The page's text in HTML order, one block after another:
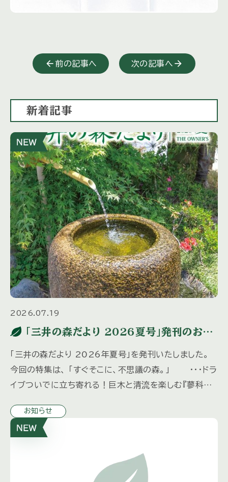
前の記事へ 次の記事へ
新着記事
2026.07.19
「三井の森だより 2026夏号」発刊のお知
「三井の森だより 2026年夏号」を発刊いたしました。
今回の特集は、 「すぐそこに、不思議の森。」 ・・・ドラ
イブついでに立ち寄れる！巨木と清流を楽しむ『蓼科大
お知らせ